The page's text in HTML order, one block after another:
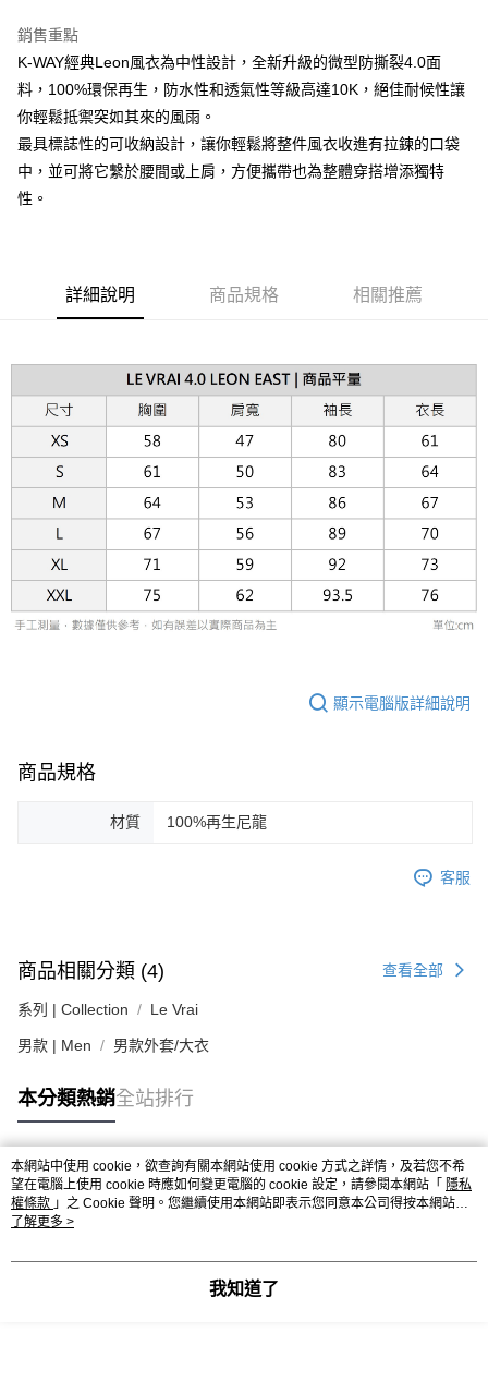
便利好安心！
１．簡單：不需註冊會員、不需綁卡、不需儲值。
２．便利：只要手機號碼，簡訊認證，即可結帳。
３．安心：先確認商品／服務後，再付款。
【「AFTEE先享後付」結帳流程】
１．於結帳方式選擇「AFTEE先享後付」後，將跳轉至「AFTEE先享後付」
結帳頁面，進行簡訊認證並確認金額後，即可完成結帳。
３．收到繳費通知簡訊後14天內，點擊此簡訊中的連結，可透過四大超商／
後付繳納相關費用。
※ 交易是否成功請以「AFTEE先享後付 」之結帳頁面顯示為準，若有關於
是否繳費成功／繳費後需取消欲退款等相關疑問，請聯繫「AFTEE先享後付
１．透過由恩沛科技股份有限公司提供之「AFTEE先享後付」服務完成之交
易，需依本服務之必要範圍內提供個人資料，並將交易相關給付款項請求債
權轉讓予恩沛科技股份有限公司。
２．關於個人資料處理事宜，請瀏覽以下網址：
https://aftee.tw/terms/#terms3
３．未成年的使用者請事先徵得法定代理人或監護人之同意方可使用
「AFTEE先享後付」，若未經同意申辦者引起之損失，本公司不負相關責
４．使用「AFTEE先享後付」時，將依據個別帳號之用戶狀況，依本公司即
時審查核予不同之上限額度；若仍有額度不足之情形，本公司將視審查結果
請求用戶進行身份認證。
５．嚴禁一人註冊多個帳號或使用他人資訊註冊。若發現惡意使用之情形，
運送方式
黑貓宅急便配送到府
每筆NT$120，滿NT$3,000(含以上)免運費
銷售重點
K-WAY經典Leon風衣為中性設計，全新升級的微型防撕裂4.0面
料，100%環保再生，防水性和透氣性等級高達10K，絕佳耐候性讓
你輕鬆抵禦突如其來的風雨。
最具標誌性的可收納設計，讓你輕鬆將整件風衣收進有拉鍊的口袋
中，並可將它繫於腰間或上肩，方便攜帶也為整體穿搭增添獨特
性。
詳細說明 商品規格 相關推薦
顯示電腦版詳細說明
商品規格
材質 100%再生尼龍
客服
商品相關分類 (4) 查看全部
系列 | Collection Le Vrai
男款 | Men 男款外套/大衣
本分類熱銷全站排行
熱門標籤
本網站中使用 cookie，欲查詢有關本網站使用 cookie 方式之詳情，及若您不希
望在電腦上使用 cookie 時應如何變更電腦的 cookie 設定，請參閱本網站「 隱私
權條款 」之 Cookie 聲明。您繼續使用本網站即表示您同意本公司得按本網站使
用條款之 Cookie 聲明使用 cookie。
了解更多 >
我知道了